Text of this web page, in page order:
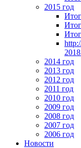
2015 год
2014 год
2013 год
2012 год
2011 год
2010 год
2009 год
2008 год
2007 год
2006 год
Новости